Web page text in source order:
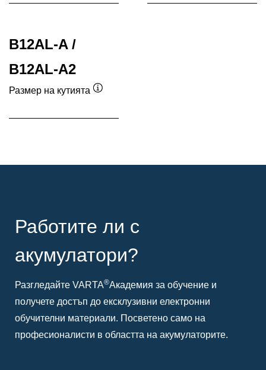
B12AL-A /
B12AL-A2
Размер на кутията
Работите ли с
акумулатори?
Разгледайте VARTA®Академия за обучение и
получете достъп до ексклузивни електронни
обучителни материали. Посветено само на
професионалисти в областта на акумулаторите.